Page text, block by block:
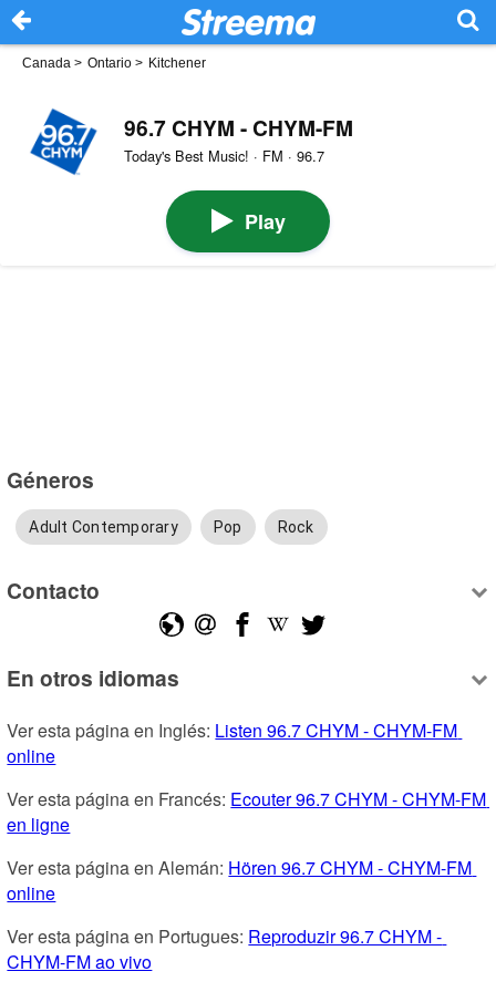
Canada > Ontario > Kitchener
96.7 CHYM - CHYM-FM
Today's Best Music! · FM · 96.7
Play
Géneros
Adult Contemporary Pop Rock
Contacto
En otros idiomas
Ver esta página en Inglés: Listen 96.7 CHYM - CHYM-FM
online
Ver esta página en Francés: Ecouter 96.7 CHYM - CHYM-FM
en ligne
Ver esta página en Alemán: Hören 96.7 CHYM - CHYM-FM
online
Ver esta página en Portugues: Reproduzir 96.7 CHYM -
CHYM-FM ao vivo